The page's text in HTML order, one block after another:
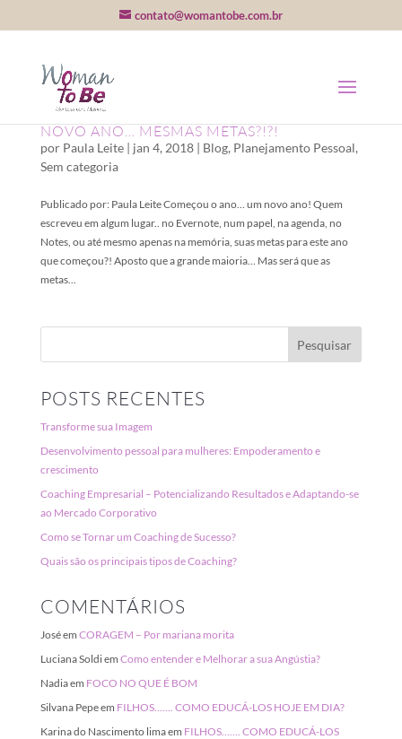
contato@womantobe.com.br
NOVO ANO… MESMAS METAS?!?!
por Paula Leite| jan 4, 2018| Blog, Planejamento Pessoal,
Sem categoria
Publicado por: Paula Leite Começou o ano… um novo ano! Quem
escreveu em algum lugar.. no Evernote, num papel, na agenda, no
Notes, ou até mesmo apenas na memória, suas metas para este ano
que começou?! Aposto que a grande maioria… Mas será que as
metas...
POSTS RECENTES
Transforme sua Imagem
Desenvolvimento pessoal para mulheres: Empoderamento e
crescimento
Coaching Empresarial – Potencializando Resultados e Adaptando-se
ao Mercado Corporativo
Como se Tornar um Coaching de Sucesso?
Quais são os principais tipos de Coaching?
COMENTÁRIOS
Joséem CORAGEM – Por mariana morita
Luciana Soldiem Como entender e Melhorar a sua Angústia?
Nadiaem FOCO NO QUE É BOM
Silvana Pepeem FILHOS……. COMO EDUCÁ-LOS HOJE EM DIA?
Karina do Nascimento limaem FILHOS……. COMO EDUCÁ-LOS